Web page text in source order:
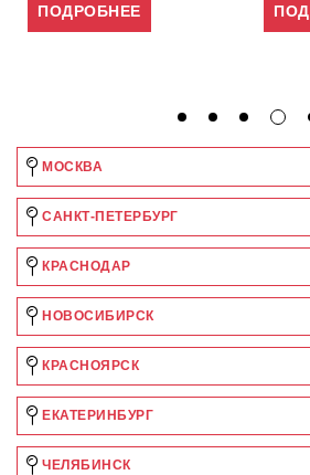
ПОДРОБНЕЕ
МОСКВА
САНКТ-ПЕТЕРБУРГ
КРАСНОДАР
НОВОСИБИРСК
КРАСНОЯРСК
ЕКАТЕРИНБУРГ
ЧЕЛЯБИНСК